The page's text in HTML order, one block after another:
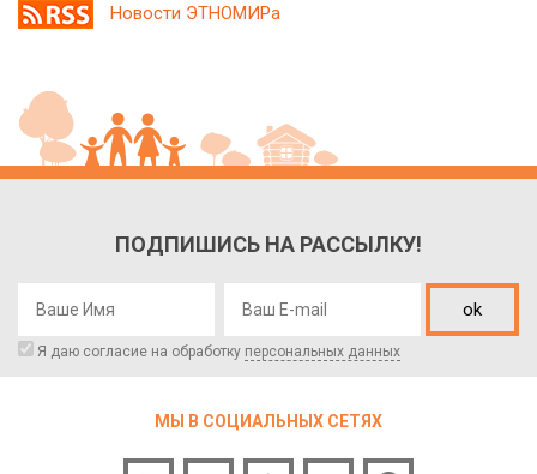
Новости ЭТНОМИРа
ПОДПИШИСЬ НА РАССЫЛКУ!
ok
Я даю согласие на обработку персональных данных
МЫ В СОЦИАЛЬНЫХ СЕТЯХ